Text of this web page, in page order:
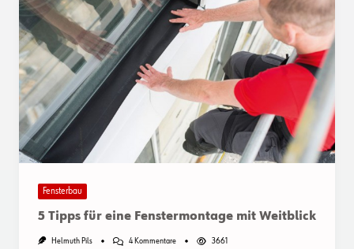
Fensterbau
5 Tipps für eine Fenstermontage mit Weitblick
Helmuth Pils 4 KommentareZu
3661